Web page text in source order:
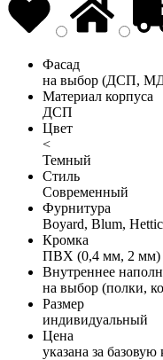
Фасад
на выбор (ДСП,
Материал корпуса
ДСП
Цвет
<
Темный
Стиль
Современный
Фурнитура
Boyard, Blum,
Кромка
ПВХ (0,4 мм, 2 мм)
Внутреннее
на выбор (полки,
Размер
индивидуальный
Цена
указана за